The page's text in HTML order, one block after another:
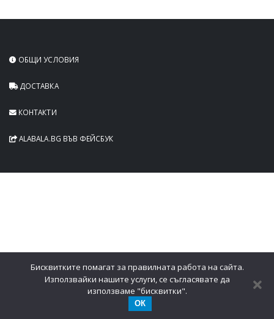
ОБЩИ УСЛОВИЯ
ДОСТАВКА
КОНТАКТИ
ALABALA.BG ВЪВ ФЕЙСБУК
Бисквитките помагат за правилната работа на сайта.
Използвайки нашите услуги, се съгласявате да
използваме "бисквитки".
ОК